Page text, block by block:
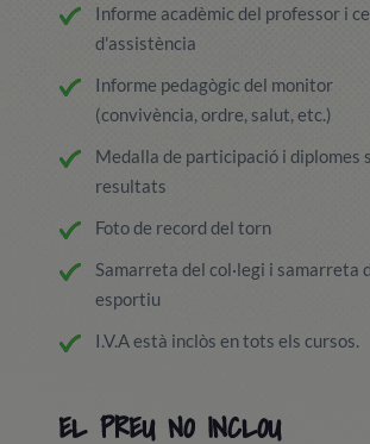
Informe acadèmic del professor i
d'assistència
Informe pedagògic del monitor
(convivència, ordre, salut, etc.)
Medalla de participació i diplomes
resultats
Foto de record del torn
Samarreta del col·legi i samarreta
esportiu
I.V.A està inclòs en tots els cursos.
EL PREU NO INCLOU